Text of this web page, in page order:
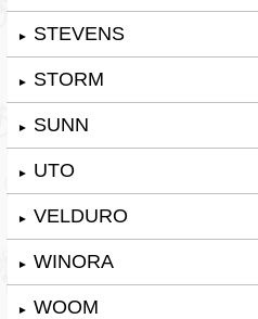
► STEVENS
► STORM
► SUNN
► UTO
► VELDURO
► WINORA
► WOOM